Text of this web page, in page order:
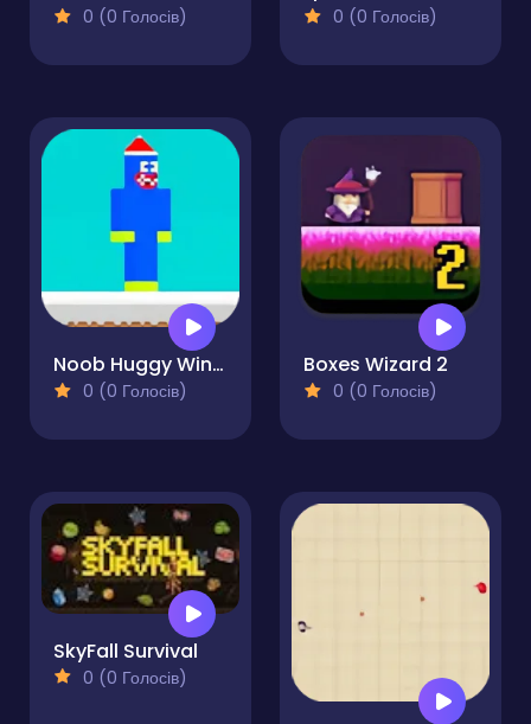
0 (0 Голосів) 0 (0 Голосів)
Noob Huggy Winter
0 (0 Голосів)
Boxes Wizard 2
0 (0 Голосів)
SkyFall Survival
0 (0 Голосів)